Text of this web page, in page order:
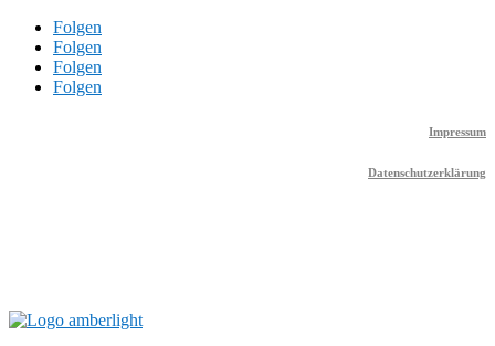
Folgen
Folgen
Folgen
Folgen
Impressum
Datenschutzerklärung